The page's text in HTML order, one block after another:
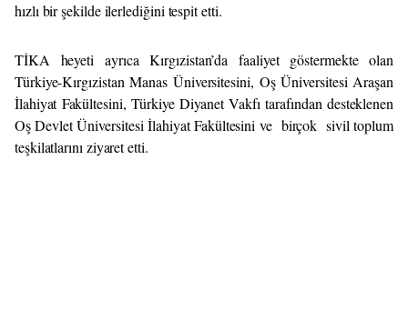
hızlı bir şekilde ilerlediğini tespit etti.
TİKA heyeti ayrıca Kırgızistan’da faaliyet göstermekte olan
Türkiye-Kırgızistan Manas Üniversitesini, Oş Üniversitesi Araşan
İlahiyat Fakültesini, Türkiye Diyanet Vakfı tarafından desteklenen
Oş Devlet Üniversitesi İlahiyat Fakültesini ve birçok sivil toplum
teşkilatlarını ziyaret etti.